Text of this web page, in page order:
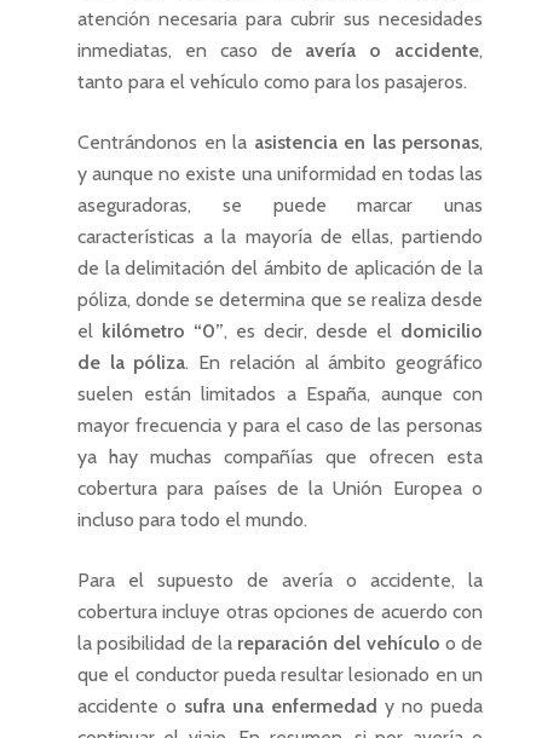
atención necesaria para cubrir sus necesidades
inmediatas, en caso de avería o accidente,
tanto para el vehículo como para los pasajeros.
Centrándonos en la asistencia en las personas,
y aunque no existe una uniformidad en todas las
aseguradoras, se puede marcar unas
características a la mayoría de ellas, partiendo
de la delimitación del ámbito de aplicación de la
póliza, donde se determina que se realiza desde
el kilómetro “0”, es decir, desde el domicilio
de la póliza. En relación al ámbito geográfico
suelen están limitados a España, aunque con
mayor frecuencia y para el caso de las personas
ya hay muchas compañías que ofrecen esta
cobertura para países de la Unión Europea o
incluso para todo el mundo.
Para el supuesto de avería o accidente, la
cobertura incluye otras opciones de acuerdo con
la posibilidad de la reparación del vehículo o de
que el conductor pueda resultarlesionado en un
accidente o sufra una enfermedad y no pueda
Últimas entradas
Seguro de Convenio
Colectivo
Seguro médico para
extranjeros
Seguro obligatorio
Administrador